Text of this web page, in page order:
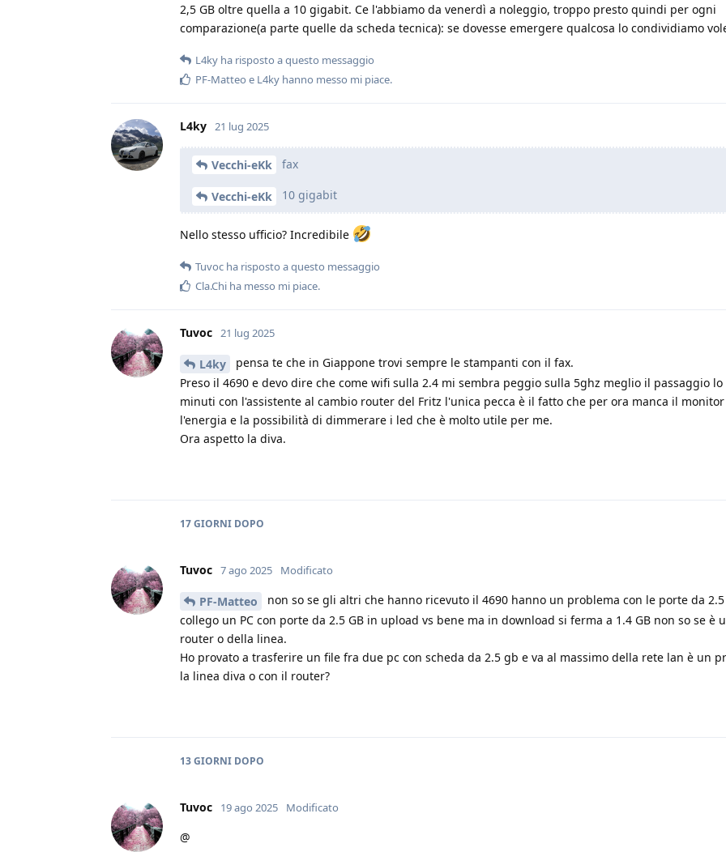
2,5 GB oltre quella a 10 gigabit. Ce l'abbiamo da venerdì a noleggio, troppo presto quindi per ogni
comparazione(a parte quelle da scheda tecnica): se dovesse emergere qualcosa lo condividiamo
L4ky ha risposto a questo messaggio
PF-Matteo e L4ky hanno messo mi piace.
L4ky 21 lug 2025
Vecchi-eKk fax
Vecchi-eKk 10 gigabit
Nello stesso ufficio? Incredibile
Tuvoc ha risposto a questo messaggio
Cla.Chi ha messo mi piace.
Tuvoc 21 lug 2025
L4ky
pensa te che in Giappone trovi sempre le stampanti con il fax.
Preso il 4690 e devo dire che come wifi sulla 2.4 mi sembra peggio sulla 5ghz meglio il passaggio
minuti con l'assistente al cambio router del Fritz l'unica pecca è il fatto che per ora manca il
l'energia e la possibilità di dimmerare i led che è molto utile per me.
Ora aspetto la diva.
17 GIORNI DOPO
Tuvoc 7 ago 2025 Modificato
PF-Matteo
non so se gli altri che hanno ricevuto il 4690 hanno un problema con le porte da
collego un PC con porte da 2.5 GB in upload vs bene ma in download si ferma a 1.4 GB non so se è
router o della linea.
Ho provato a trasferire un file fra due pc con scheda da 2.5 gb e va al massimo della rete lan è un
la linea diva o con il router?
13 GIORNI DOPO
Tuvoc 19 ago 2025 Modificato
@